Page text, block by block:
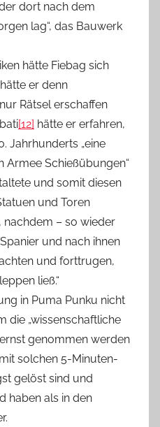
dort nach dem
lag“, das Bauwerk
hätte Fiebag sich
er denn
Rätsel erschaffen
[12] hätte er erfahren,
Jahrhunderts „eine
Armee Schießübungen“
und somit diesen
und Toren
– so wieder
und nach ihnen
und forttrugen,
ließ.“
in Puma Punku nicht
die „wissenschaftliche
genommen werden
solchen 5-Minuten-
gelöst sind und
haben als in den